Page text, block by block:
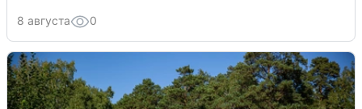
8 августа 0